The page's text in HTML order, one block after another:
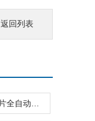
返回列表